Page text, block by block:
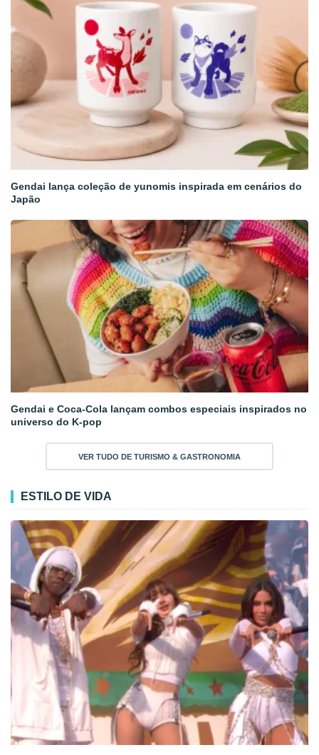
Gendai lança coleção de yunomis inspirada em cenários do
Japão
Gendai e Coca-Cola lançam combos especiais inspirados no
universo do K-pop
VER TUDO DE TURISMO & GASTRONOMIA
ESTILO DE VIDA